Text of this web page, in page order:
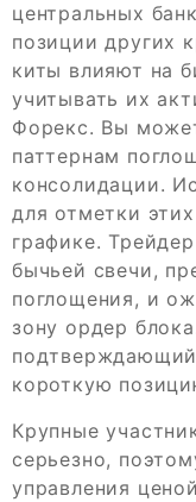
центральных
позиции других
киты влияют на
учитывать их
Форекс. Вы
паттернам
консолидации.
для отметки
графике.
бычьей свечи,
поглощения, и
зону ордер
подтверждающий
короткую
Крупные
серьезно,
управления